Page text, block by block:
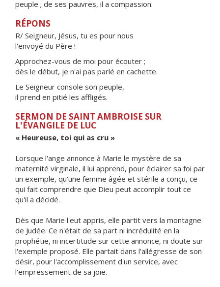
peuple ; de ses pauvres, il a compassion.
RÉPONS
R/ Seigneur, Jésus, tu es pour nous
l'envoyé du Père !
Approchez-vous de moi pour écouter ;
dès le début, je n'ai pas parlé en cachette.
Le Seigneur console son peuple,
il prend en pitié les affligés.
SERMON DE SAINT AMBROISE SUR
L'ÉVANGILE DE LUC
« Heureuse, toi qui as cru »
Lorsque l'ange annonce à Marie le mystère de sa
maternité virginale, il lui apprend, pour éclairer sa foi par
un exemple, qu'une femme âgée et stérile a conçu, ce
qui fait comprendre que Dieu peut accomplir tout ce
qu'il a décidé.
Dès que Marie l'eut appris, elle partit vers la montagne
de Judée. Ce n'était de sa part ni incrédulité en la
prophétie, ni incertitude sur cette annonce, ni doute sur
l'exemple proposé. Elle partait dans l'allégresse de son
désir, pour l'accomplissement d'un service, avec
l'empressement de sa joie.